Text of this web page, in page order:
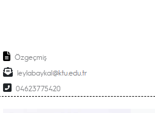
Özgeçmiş
leylabaykal
04623775420